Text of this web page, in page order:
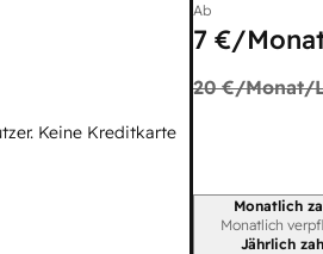
Keine Kreditkarte
Ab
7 €/
20 €/Monat/
Monatlich
Monatlich
Jährlich